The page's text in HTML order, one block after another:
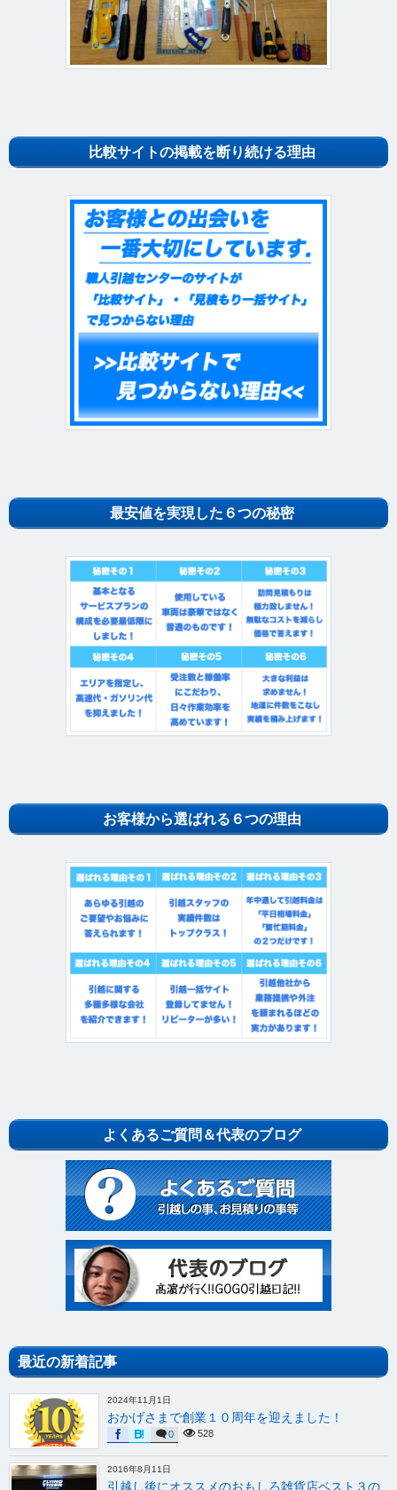
比較サイトの掲載を断り続ける理由
最安値を実現した６つの秘密
お客様から選ばれる６つの理由
よくあるご質問＆代表のブログ
最近の新着記事
2024年11月1日
おかげさまで創業１０周年を迎えました！
0 528
2016年8月11日
引越し後にオススメのおもしろ雑貨店ベスト３の